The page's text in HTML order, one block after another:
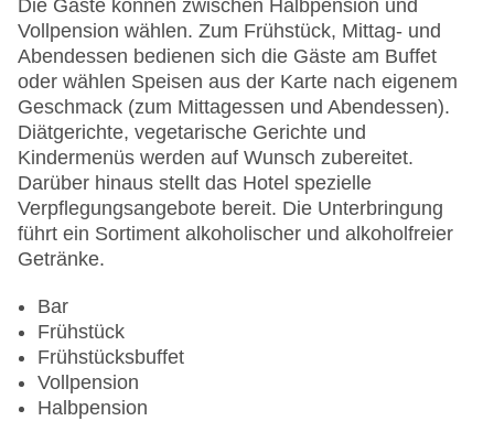
Gesamtanzahl der Zimmer: 254
Zahlungsarten: American Express, Diners Club,
EC Maestro, Mastercard, Visa
Landeskategorie: 4 Sterne
Die Gäste können zwischen Halbpension und
Vollpension wählen. Zum Frühstück, Mittag- und
Abendessen bedienen sich die Gäste am Buffet
oder wählen Speisen aus der Karte nach eigenem
Geschmack (zum Mittagessen und Abendessen).
Diätgerichte, vegetarische Gerichte und
Kindermenüs werden auf Wunsch zubereitet.
Darüber hinaus stellt das Hotel spezielle
Verpflegungsangebote bereit. Die Unterbringung
führt ein Sortiment alkoholischer und alkoholfreier
Getränke.
Bar
Frühstück
Frühstücksbuffet
Vollpension
Halbpension